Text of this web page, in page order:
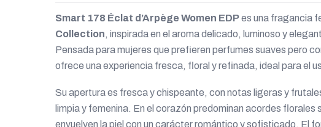
Smart 178 Éclat d’Arpège Women EDPes una fragancia
Collection, inspirada en el aroma delicado, luminoso y
Pensada para mujeres que prefieren perfumes suaves pero
ofrece una experiencia fresca, floral y refinada, ideal para el
Su apertura es fresca y chispeante, con notas ligeras y
limpia y femenina. En el corazón predominan acordes florales
envuelven la piel con un carácter romántico y sofisticado. El